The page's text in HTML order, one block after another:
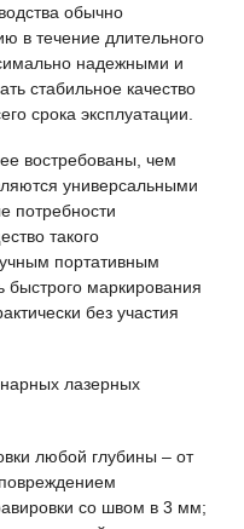
обычно
в течение длительного
надежными и
стабильное качество
срока эксплуатации.
востребованы, чем
универсальными
потребности
такого
портативным
быстрого маркирования
без участия
лазерных
любой глубины – от
со швом в 3 мм;